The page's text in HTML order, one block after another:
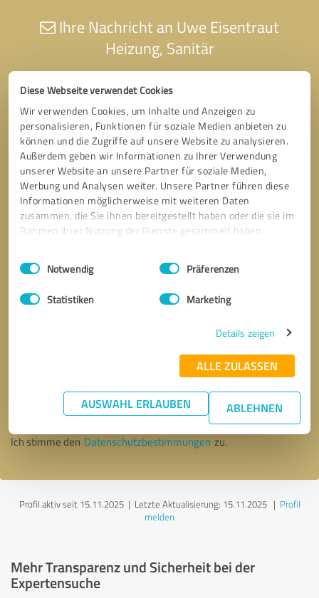
Diese Webseite verwendet Cookies
Wir verwenden Cookies, um Inhalte und Anzeigen zu
personalisieren, Funktionen für soziale Medien anbieten zu
können und die Zugriffe auf unsere Website zu analysieren.
Außerdem geben wir Informationen zu Ihrer Verwendung
unserer Website an unsere Partner für soziale Medien,
Werbung und Analysen weiter. Unsere Partner führen diese
Informationen möglicherweise mit weiteren Daten
zusammen, die Sie ihnen bereitgestellt haben oder die sie im
Rahmen Ihrer Nutzung der Dienste gesammelt haben.
Impressum Datenschutzbestimmungen
Einwilligungsauswahl
Notwendig Präferenzen
Statistiken Marketing
Details zeigen
ALLE ZULASSEN
AUSWAHL ERLAUBEN ABLEHNEN
Ihre Nachricht an Uwe Eisentraut
Heizung, Sanitär
* Erforderliche Angaben
Nachricht senden
Ich stimme den Datenschutzbestimmungen zu.
Profil aktiv seit 15.11.2025 | Letzte Aktualisierung: 15.11.2025| Profil
melden
Mehr Transparenz und Sicherheit bei der
Expertensuche